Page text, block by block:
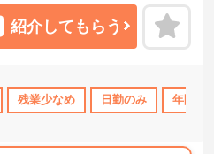
方も安心して働いて頂ける環境を
はお気軽にお問い合わせ下さいま
紹介してもらう
残業少なめ 日勤のみ 年間休